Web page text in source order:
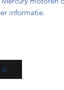
informatie.